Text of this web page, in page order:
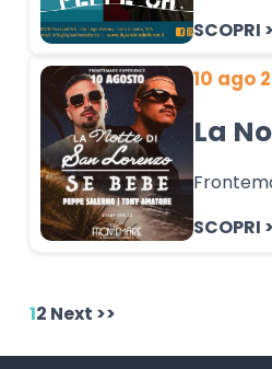
SCOPRI
10 ago
La
SCOPRI
12 Next >>